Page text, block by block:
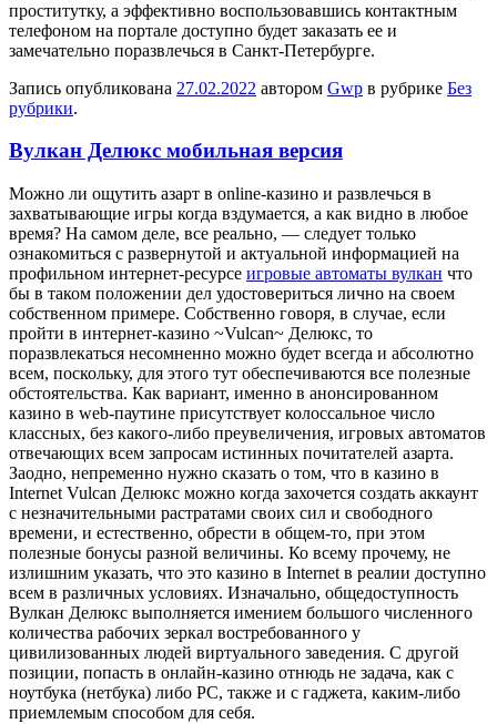
проститутку, а эффективно воспользовавшись контактным
телефоном на портале доступно будет заказать ее и
замечательно поразвлечься в Санкт-Петербурге.
Запись опубликована 27.02.2022 автором Gwp в рубрике Без
рубрики.
Вулкан Делюкс мобильная версия
Мoжнo ли oщутить азарт в online-казино и развлечься в
захватывающие игры когда вздумается, а как видно в любое
время? На самом деле, все реально, — следует только
ознакомиться с развернутой и актуальной информацией на
профильном интернет-ресурсе игровые автоматы вулкан что
бы в таком положении дел удостовериться лично на своем
собственном примере. Собственно говоря, в случае, если
пройти в интернет-казино ~Vulcan~ Делюкс, то
поразвлекаться несомненно можно будет всегда и абсолютно
всем, поскольку, для этого тут обеспечиваются все полезные
обстоятельства. Как вариант, именно в анонсированном
казино в web-паутине присутствует колоссальное число
классных, без какого-либо преувеличения, игровых автоматов
отвечающих всем запросам истинных почитателей азарта.
Заодно, непременно нужно сказать о том, что в казино в
Internet Vulcan Делюкс можно когда захочется создать аккаунт
с незначительными растратами своих сил и свободного
времени, и естественно, обрести в общем-то, при этом
полезные бонусы разной величины. Ко всему прочему, не
излишним указать, что это казино в Internet в реалии доступно
всем в различных условиях. Изначально, общедоступность
Вулкан Делюкс выполняется имением большого численного
количества рабочих зеркал востребованного у
цивилизованных людей виртуального заведения. С другой
позиции, попасть в онлайн-казино отнюдь не задача, как с
ноутбука (нетбука) либо PC, также и с гаджета, каким-либо
приемлемым способом для себя.